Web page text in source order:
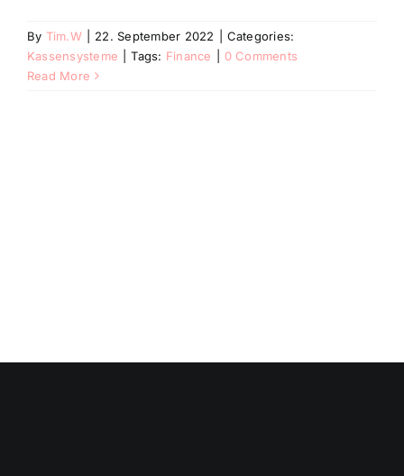
By Tim.W 22. September 2022
Categories:
Kassensysteme
Tags: Finance
0 Comments
Read More